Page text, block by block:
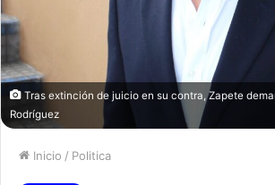
Tras extinción de juicio en su contra, Zapete
Rodríguez
Inicio / Politica